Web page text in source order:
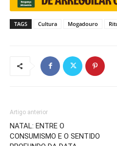
TAGS Cultura Mogadouro
Artigo anterior
NATAL: ENTRE O
CONSUMISMO E O SENTIDO